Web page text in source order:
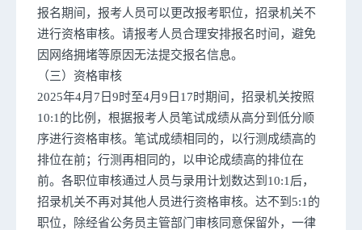
报名期间，报考人员可以更改报考职位，招录机关不
进行资格审核。请报考人员合理安排报名时间，避免
因网络拥堵等原因无法提交报名信息。
（三）资格审核
2025年4月7日9时至4月9日17时期间，招录机关按照
10:1的比例，根据报考人员笔试成绩从高分到低分顺
序进行资格审核。笔试成绩相同的，以行测成绩高的
排位在前；行测再相同的，以申论成绩高的排位在
前。各职位审核通过人员与录用计划数达到10:1后，
招录机关不再对其他人员进行资格审核。达不到5:1的
职位，除经省公务员主管部门审核同意保留外，一律